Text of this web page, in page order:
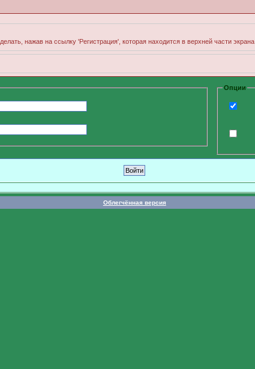
нажав на ссылку 'Регистрация', которая находится в верхней части экрана
Опции
Облегчённая версия